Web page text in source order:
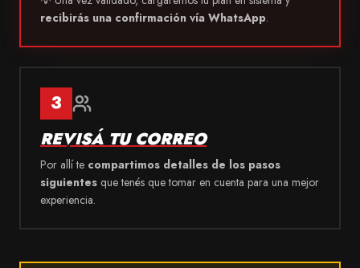
recibirás una confirmación vía WhatsApp.
3
REVISÁ TU CORREO
Por allí te compartimos detalles de los pasos
siguientes que tenés que tomar en cuenta para una mejor
experiencia.